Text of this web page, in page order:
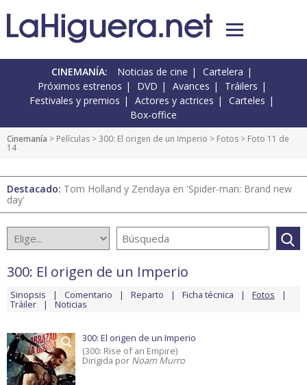
CINEMANÍA: Noticias de cine
Cartelera
Próximos estrenos
DVD Avances
Tráilers
Festivales y premios
Actores y actrices
Carteles
Box-office
Cinemanía > Películas >300: El origen de un Imperio > Fotos > Foto 11 de
14
Destacado: Tom Holland y Zendaya en 'Spider-man: Brand new
day'
300: El origen de un Imperio
Sinopsis Comentario Reparto Ficha técnica Fotos
Tráiler Noticias
300: El origen de un Imperio
(300: Rise of an Empire)
Dirigida por Noam Murro